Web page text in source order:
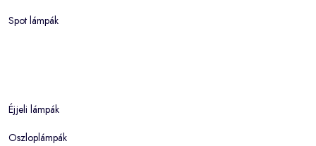
Spot lámpák
Éjjeli lámpák
Oszloplámpák